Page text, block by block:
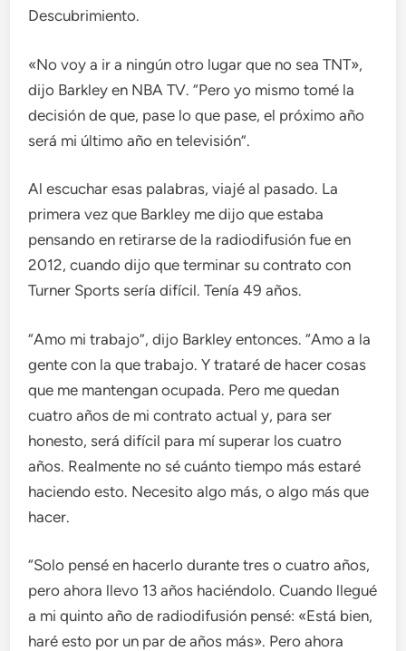
Descubrimiento.
«No voy a ir a ningún otro lugar que no sea TNT»,
dijo Barkley en NBA TV. “Pero yo mismo tomé la
decisión de que, pase lo que pase, el próximo año
será mi último año en televisión”.
Al escuchar esas palabras, viajé al pasado. La
primera vez que Barkley me dijo que estaba
pensando en retirarse de la radiodifusión fue en
2012, cuando dijo que terminar su contrato con
Turner Sports sería difícil. Tenía 49 años.
“Amo mi trabajo”, dijo Barkley entonces. “Amo a la
gente con la que trabajo. Y trataré de hacer cosas
que me mantengan ocupada. Pero me quedan
cuatro años de mi contrato actual y, para ser
honesto, será difícil para mí superar los cuatro
años. Realmente no sé cuánto tiempo más estaré
haciendo esto. Necesito algo más, o algo más que
hacer.
“Solo pensé en hacerlo durante tres o cuatro años,
pero ahora llevo 13 años haciéndolo. Cuando llegué
a mi quinto año de radiodifusión pensé: «Está bien,
haré esto por un par de años más». Pero ahora